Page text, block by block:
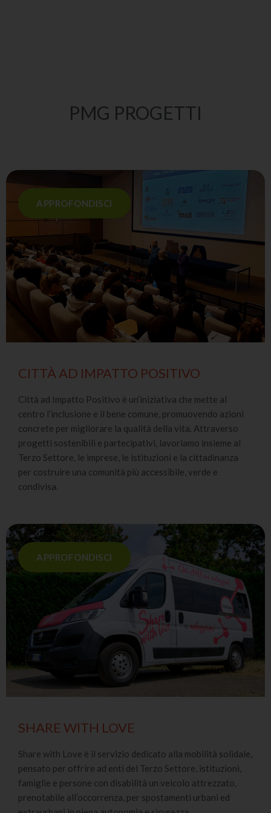
PMG PROGETTI
APPROFONDISCI
CITTÀ AD IMPATTO POSITIVO
Città ad Impatto Positivo è un’iniziativa che mette al
centro l’inclusione e il bene comune, promuovendo azioni
concrete per migliorare la qualità della vita. Attraverso
progetti sostenibili e partecipativi, lavoriamo insieme al
Terzo Settore, le imprese, le istituzioni e la cittadinanza
per costruire una comunità più accessibile, verde e
condivisa.
APPROFONDISCI
SHARE WITH LOVE
Share with Love è il servizio dedicato alla mobilità solidale,
pensato per offrire ad enti del Terzo Settore, istituzioni,
famiglie e persone con disabilità un veicolo attrezzato,
prenotabile all’occorrenza, per spostamenti urbani ed